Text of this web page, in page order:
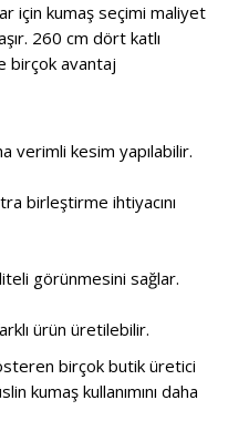
için kumaş seçimi maliyet
260 cm dört katlı
birçok avantaj
verimli kesim yapılabilir.
birleştirme ihtiyacını
görünmesini sağlar.
ürün üretilebilir.
birçok butik üretici
kumaş kullanımını daha